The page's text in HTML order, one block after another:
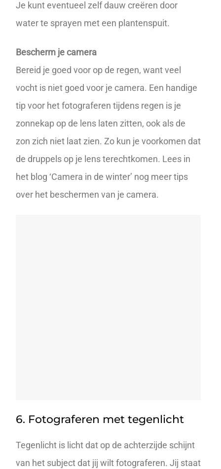
Je kunt eventueel zelf dauw creëren door
water te sprayen met een plantenspuit.
Bescherm je camera
Bereid je goed voor op de regen, want veel
vocht is niet goed voor je camera. Een handige
tip voor het fotograferen tijdens regen is je
zonnekap op de lens laten zitten, ook als de
zon zich niet laat zien. Zo kun je voorkomen dat
de druppels op je lens terechtkomen. Lees in
het blog ‘Camera in de winter’ nog meer tips
over het beschermen van je camera.
6. Fotograferen met tegenlicht
Tegenlicht is licht dat op de achterzijde schijnt
van het subject dat jij wilt fotograferen. Jij staat